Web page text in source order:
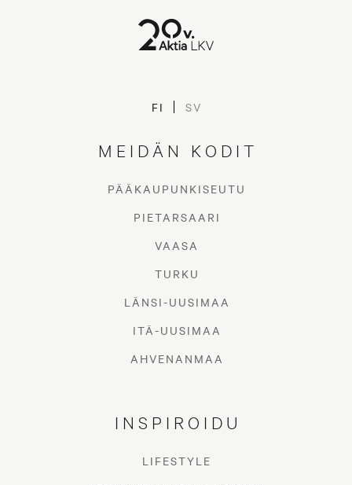
FI SV
MEIDÄN KODIT
PÄÄKAUPUNKISEUTU
PIETARSAARI
VAASA
TURKU
LÄNSI-UUSIMAA
ITÄ-UUSIMAA
AHVENANMAA
INSPIROIDU
LIFESTYLE